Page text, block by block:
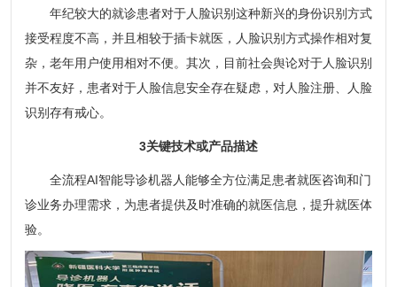
年纪较大的就诊患者对于人脸识别这种新兴的身份识别方式
接受程度不高，并且相较于插卡就医，人脸识别方式操作相对复
杂，老年用户使用相对不便。其次，目前社会舆论对于人脸识别
并不友好，患者对于人脸信息安全存在疑虑，对人脸注册、人脸
识别存有戒心。
3关键技术或产品描述
全流程AI智能导诊机器人能够全方位满足患者就医咨询和门
诊业务办理需求，为患者提供及时准确的就医信息，提升就医体
验。